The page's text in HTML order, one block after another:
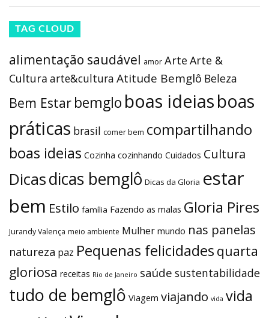
TAG CLOUD
alimentação saudável amor Arte Arte &
Cultura arte&cultura Atitude Bemglô Beleza
Bem Estar bemglo boas ideiasboas
práticas brasil comer bem compartilhando
boas ideias Cozinha cozinhando Cuidados Cultura
Dicasdicas bemglô Dicas da Gloria estar
bem Estilo família Fazendo as malas Gloria Pires
Jurandy Valença meio ambiente Mulher mundo nas panelas
natureza paz Pequenas felicidades quarta
gloriosa receitas Rio de Janeiro saúde sustentabilidade
tudo de bemglô Viagem viajando vida vida